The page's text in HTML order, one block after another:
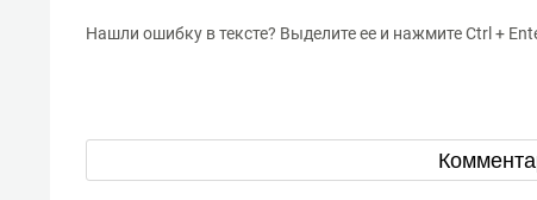
Нашли ошибку в тексте? Выделите ее и нажмите Ctrl +